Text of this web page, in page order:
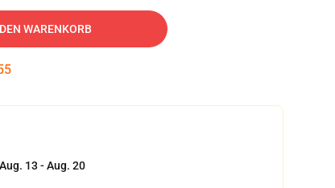
WARENKORB
Aug. 13 - Aug. 20